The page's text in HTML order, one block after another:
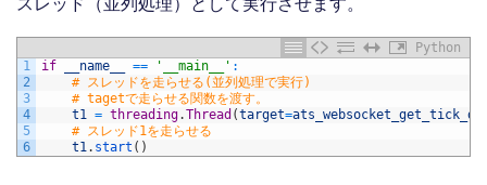
スレッド（並列処理）として実行させます。
Python
1
2
3
4
5
6
if __name__ == '__main__' :
# スレッドを走らせる(並列処理で実行)
# tagetで走らせる関数を渡す。
t1 = threading.Thread (target=
# スレッド1を走らせる
t1. start ( )